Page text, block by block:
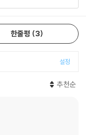
사람은 없을 것이다. 학
괘상, 하도, 낙서, 팔괘, 육
을 완성하여 나갔다. 이러
식의 기준으로 형성된 데
잃어버린 공백을 메워주
연의 물상에서 확립한 조
한줄평 3
설정
추천순